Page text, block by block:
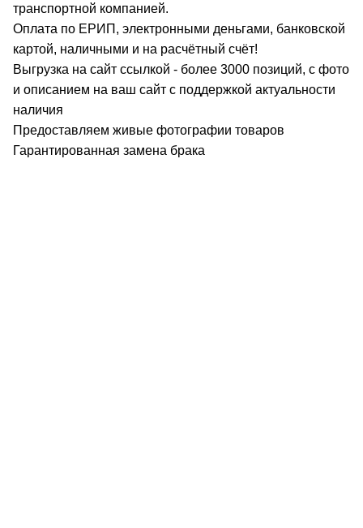
транспортной компанией.
Оплата по ЕРИП, электронными деньгами, банковской
картой, наличными и на расчётный счёт!
Выгрузка на сайт ссылкой - более 3000 позиций, с фото
и описанием на ваш сайт с поддержкой актуальности
наличия
Предоставляем живые фотографии товаров
Гарантированная замена брака